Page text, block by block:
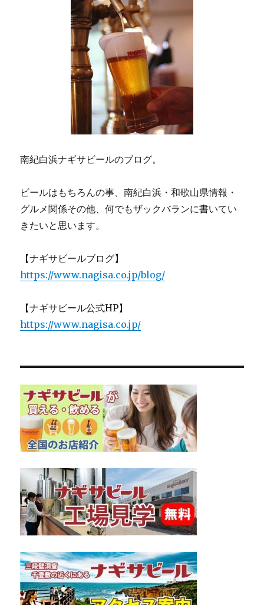
南紀白浜ナギサビールのブログ。
ビールはもちろんの事、南紀白浜・和歌山県情報・
グルメ関係その他、何でもザックバランに書いてい
きたいと思います。
【ナギサビールブログ】
https://www.nagisa.co.jp/blog/
【ナギサビール公式HP】
https://www.nagisa.co.jp/